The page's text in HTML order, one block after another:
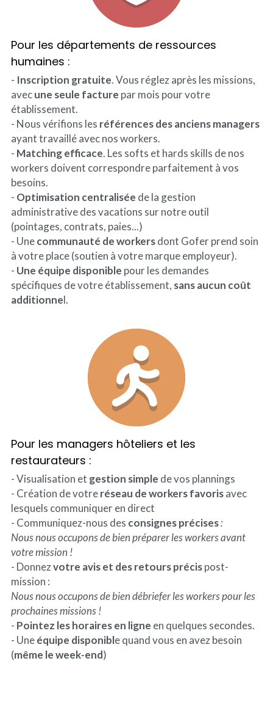
Pour les départements de ressources
humaines :
- Inscription gratuite. Vous réglez après les missions,
avec une seule facture par mois pour votre
établissement.
- Nous vérifions les
ayant travaillé avec nos workers.
- Matching efficace. Les softs et hards skills de nos
workers doivent correspondre parfaitement à vos
besoins.
- Optimisation centralisée de la gestion
administrative des vacations sur notre outil
(pointages, contrats, paies...)
- Une communauté de workers dont Gofer prend soin
à votre place (soutien à votre marque employeur).
- Une équipe disponible pour les demandes
spécifiques de votre établissement, sans aucun coût
additionnel.
Pour les managers hôteliers et les
restaurateurs :
- Visualisation et gestion simple de vos plannings
- Création de votre réseau de workers favoris avec
lesquels communiquer en direct
- Communiquez-nous des consignes précises:
Nous nous occupons de bien préparer les workers avant
votre mission !
- Donnez votre avis et des retours précis post-
mission :
Nous nous occupons de bien débriefer les workers pour les
prochaines missions !
- Pointez les horaires en ligne en quelques secondes.
- Une équipe disponible quand vous en avez besoin
(même le week-end)